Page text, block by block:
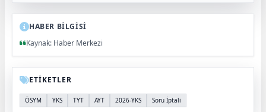
HABER BİLGİSİ
Kaynak: Haber Merkezi
ETİKETLER
ÖSYM YKS TYT AYT 2026-YKS Soru İptali